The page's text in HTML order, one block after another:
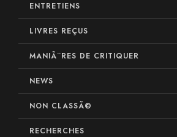
ENTRETIENS
LIVRES REÇUS
MANIÃ¨RES DE CRITIQUER
NEWS
NON CLASSÃ©
RECHERCHES